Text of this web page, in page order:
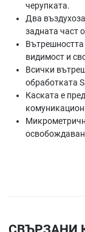
черупката.
Два
задната част
видимост и
Всички
обработката
Каската е